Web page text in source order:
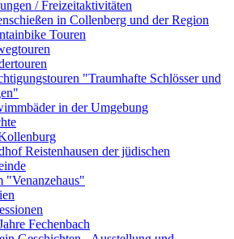
/ Freizeitaktivitäten
in Collenberg und der Region
Touren
"Traumhafte Schlösser und
in der Umgebung
Reistenhausen der jüdischen
"Venanzehaus"
Fechenbach